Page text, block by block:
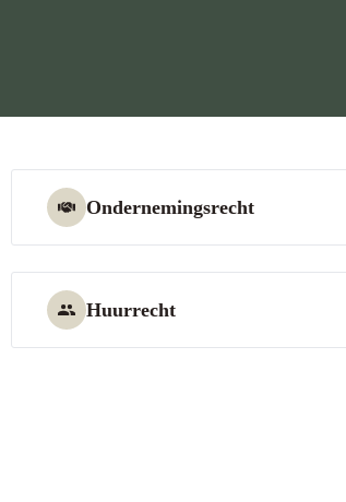
Ondernemingsrecht
Huurrecht